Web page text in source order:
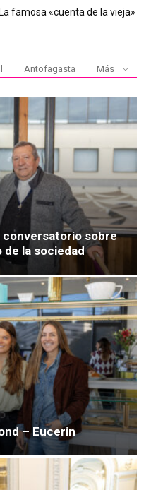
La famosa «cuenta de la vieja»
Antofagasta Más
sobre
la sociedad
– Eucerin